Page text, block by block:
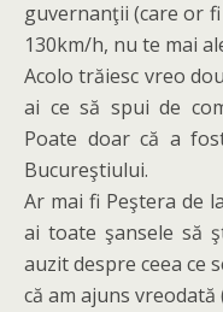
guvernanţii (care or
130km/h, nu te mai
Acolo trăiesc vreo
ai ce să spui de
Poate doar că a
Bucureştiului.
Ar mai fi Peştera de
ai toate şansele să
auzit despre ceea ce
că am ajuns vreodată